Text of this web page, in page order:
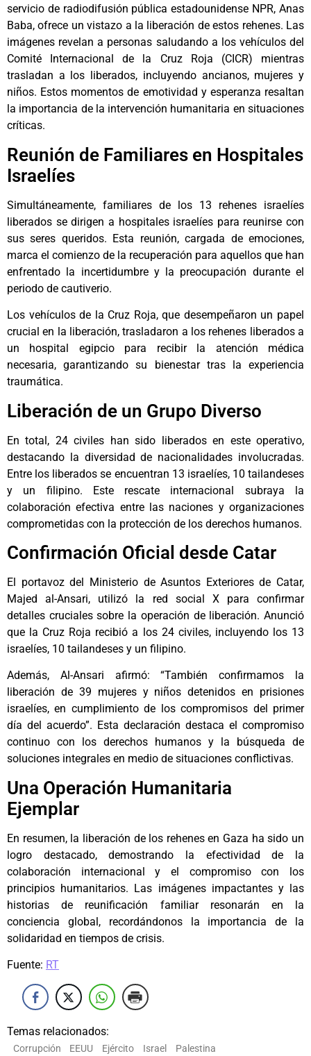
servicio de radiodifusión pública estadounidense NPR, Anas
Baba, ofrece un vistazo a la liberación de estos rehenes. Las
imágenes revelan a personas saludando a los vehículos del
Comité Internacional de la Cruz Roja (CICR) mientras
trasladan a los liberados, incluyendo ancianos, mujeres y
niños. Estos momentos de emotividad y esperanza resaltan
la importancia de la intervención humanitaria en situaciones
críticas.
Reunión de Familiares en Hospitales
Israelíes
Simultáneamente, familiares de los 13 rehenes israelíes
liberados se dirigen a hospitales israelíes para reunirse con
sus seres queridos. Esta reunión, cargada de emociones,
marca el comienzo de la recuperación para aquellos que han
enfrentado la incertidumbre y la preocupación durante el
periodo de cautiverio.
Los vehículos de la Cruz Roja, que desempeñaron un papel
crucial en la liberación, trasladaron a los rehenes liberados a
un hospital egipcio para recibir la atención médica
necesaria, garantizando su bienestar tras la experiencia
traumática.
Liberación de un Grupo Diverso
En total, 24 civiles han sido liberados en este operativo,
destacando la diversidad de nacionalidades involucradas.
Entre los liberados se encuentran 13 israelíes, 10 tailandeses
y un filipino. Este rescate internacional subraya la
colaboración efectiva entre las naciones y organizaciones
comprometidas con la protección de los derechos humanos.
Confirmación Oficial desde Catar
El portavoz del Ministerio de Asuntos Exteriores de Catar,
Majed al-Ansari, utilizó la red social X para confirmar
detalles cruciales sobre la operación de liberación. Anunció
que la Cruz Roja recibió a los 24 civiles, incluyendo los 13
israelíes, 10 tailandeses y un filipino.
Además, Al-Ansari afirmó: “También confirmamos la
liberación de 39 mujeres y niños detenidos en prisiones
israelíes, en cumplimiento de los compromisos del primer
día del acuerdo”. Esta declaración destaca el compromiso
continuo con los derechos humanos y la búsqueda de
soluciones integrales en medio de situaciones conflictivas.
Una Operación Humanitaria
Ejemplar
En resumen, la liberación de los rehenes en Gaza ha sido un
logro destacado, demostrando la efectividad de la
colaboración internacional y el compromiso con los
principios humanitarios. Las imágenes impactantes y las
historias de reunificación familiar resonarán en la
conciencia global, recordándonos la importancia de la
solidaridad en tiempos de crisis.
Fuente: RT
Temas relacionados:
Corrupción EEUU Ejército Israel Palestina